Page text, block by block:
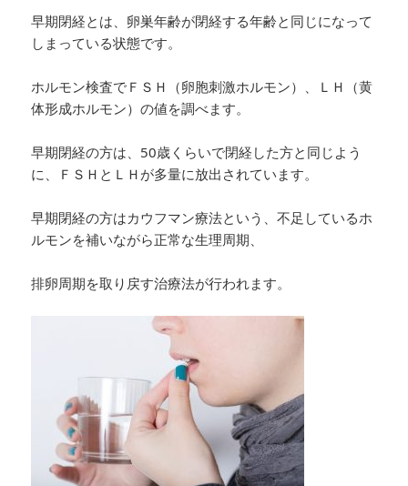
早期閉経とは、卵巣年齢が閉経する年齢と同じになって
しまっている状態です。
ホルモン検査でＦＳＨ（卵胞刺激ホルモン）、ＬＨ（黄
体形成ホルモン）の値を調べます。
早期閉経の方は、50歳くらいで閉経した方と同じよう
に、ＦＳＨとＬＨが多量に放出されています。
早期閉経の方はカウフマン療法という、不足しているホ
ルモンを補いながら正常な生理周期、
排卵周期を取り戻す治療法が行われます。